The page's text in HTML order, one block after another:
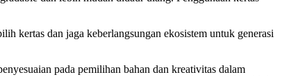
kertas dan jaga keberlangsungan ekosistem untuk generasi
pada pemilihan bahan dan kreativitas dalam